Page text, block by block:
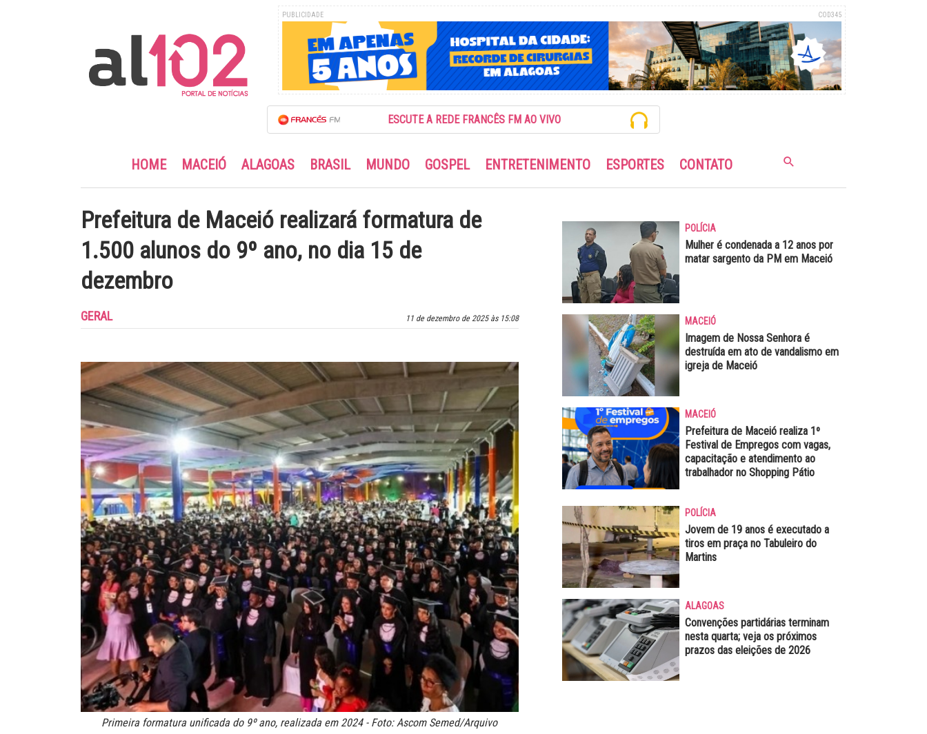
PUBLICIDADE COD345
ESCUTE A REDE FRANCÊS FM AO VIVO
HOME MACEIÓ ALAGOAS BRASIL MUNDO GOSPEL ENTRETENIMENTO ESPORTES CONTATO
Prefeitura de Maceió realizará formatura de
1.500 alunos do 9º ano, no dia 15 de
dezembro
11 de dezembro de 2025 às 15:08
GERAL
Primeira formatura unificada do 9º ano, realizada em 2024 - Foto: Ascom Semed/Arquivo
POLÍCIA
Mulher é condenada a 12 anos por
matar sargento da PM em Maceió
MACEIÓ
Imagem de Nossa Senhora é
destruída em ato de vandalismo em
igreja de Maceió
MACEIÓ
Prefeitura de Maceió realiza 1º
Festival de Empregos com vagas,
capacitação e atendimento ao
trabalhador no Shopping Pátio
POLÍCIA
Jovem de 19 anos é executado a
tiros em praça no Tabuleiro do
Martins
ALAGOAS
Convenções partidárias terminam
nesta quarta; veja os próximos
prazos das eleições de 2026